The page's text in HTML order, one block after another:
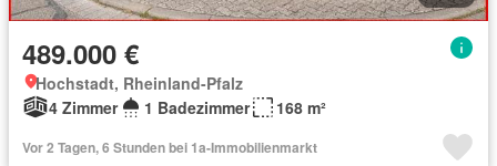
489.000 €
Hochstadt, Rheinland-Pfalz
4 Zimmer
1 Badezimmer 168 m²
Vor 2 Tagen, 6 Stunden bei 1a-Immobilienmarkt